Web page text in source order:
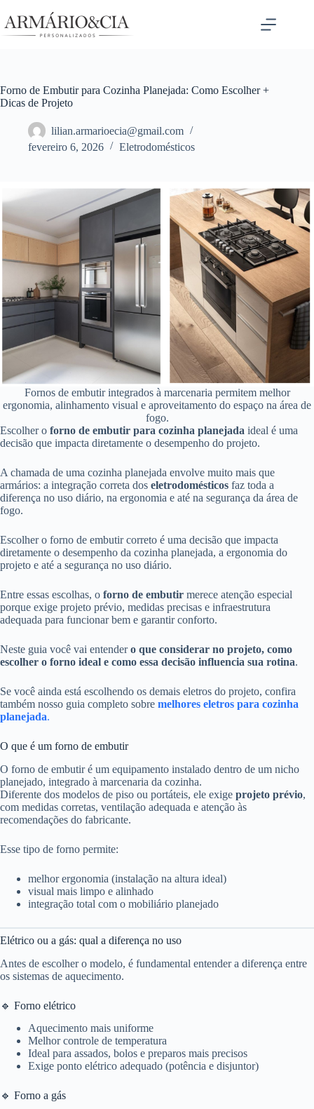
para
o
Forno de Embutir para Cozinha Planejada: Como Escolher +
Dicas de Projeto
lilian.armarioecia@gmail.com
fevereiro 6, 2026
Eletrodomésticos
Fornos de embutir integrados à marcenaria permitem melhor
ergonomia, alinhamento visual e aproveitamento do espaço na área de
fogo.
Escolher o forno de embutir para cozinha planejada ideal é uma
decisão que impacta diretamente o desempenho do projeto.
A chamada de uma cozinha planejada envolve muito mais que
armários: a integração correta dos eletrodomésticos faz toda a
diferença no uso diário, na ergonomia e até na segurança da área de
fogo.
Escolher o forno de embutir correto é uma decisão que impacta
diretamente o desempenho da cozinha planejada, a ergonomia do
projeto e até a segurança no uso diário.
Entre essas escolhas, o forno de embutir merece atenção especial
porque exige projeto prévio, medidas precisas e infraestrutura
adequada para funcionar bem e garantir conforto.
Neste guia você vai entendero que considerar no projeto, como
escolher o forno ideal e como essa decisão influencia sua rotina.
Se você ainda está escolhendo os demais eletros do projeto, confira
também nosso guia completo sobre melhores eletros para cozinha
planejada.
O que é um forno de embutir
O forno de embutir é um equipamento instalado dentro de um nicho
planejado, integrado à marcenaria da cozinha.
Diferente dos modelos de piso ou portáteis, ele exige projeto prévio,
com medidas corretas, ventilação adequada e atenção às
recomendações do fabricante.
Esse tipo de forno permite:
melhor ergonomia (instalação na altura ideal)
visual mais limpo e alinhado
integração total com o mobiliário planejado
Elétrico ou a gás: qual a diferença no uso
Antes de escolher o modelo, é fundamental entender a diferença entre
os sistemas de aquecimento.
🔹 Forno elétrico
Aquecimento mais uniforme
Melhor controle de temperatura
Ideal para assados, bolos e preparos mais precisos
Exige ponto elétrico adequado (potência e disjuntor)
🔹 Forno a gás